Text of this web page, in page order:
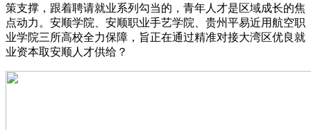
策支撑，跟着聘请就业系列勾当的，青年人才是区域成长的焦
点动力。安顺学院、安顺职业手艺学院、贵州平易近用航空职
业学院三所高校全力保障，旨正在通过精准对接大湾区优良就
业资本取安顺人才供给？